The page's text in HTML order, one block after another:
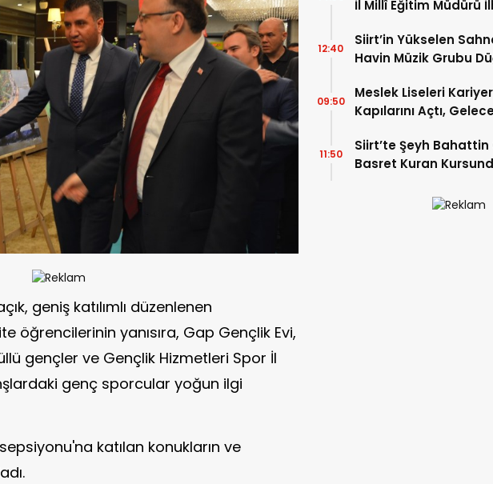
geniş katılımlı düzenlenen
öğrencilerinin yanısıra, Gap Gençlik Evi,
gençler ve Gençlik Hizmetleri Spor İl
genç sporcular yoğun ilgi
katılan konukların ve
İl Millî Eğitim Müdürü
Siirt’in Yükselen Sahne
Havin Müzik Grubu
12:40
Meslek Liseleri
Kapılarını Açtı,
09:50
Siirt’te Şeyh Bahattin
Basret Kuran
11:50